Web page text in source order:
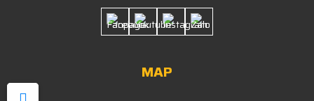
MAP